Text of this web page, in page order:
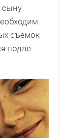
сыну
съемок
подле